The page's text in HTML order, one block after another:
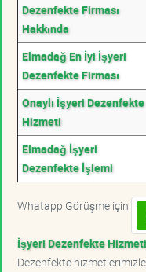
Dezenfekte Firması
Hakkında
Elmadağ En İyi İşyeri
Dezenfekte Firması
Onaylı İşyeri Dezenfekte
Hizmeti
Elmadağ İşyeri
Dezenfekte İşlemi
Whatapp Görüşme için
İşyeri Dezenfekte Hizmeti
Dezenfekte